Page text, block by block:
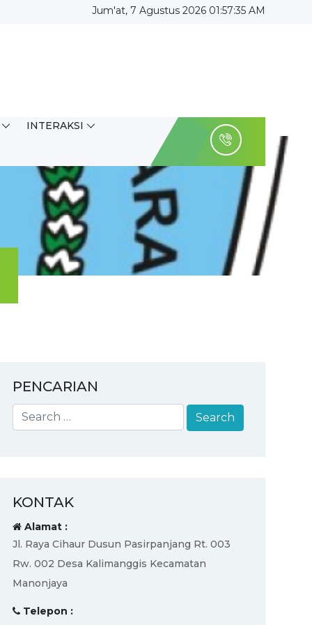
Jum'at, 7 Agustus 2026 01:57:36 AM
INTERAKSI
PENCARIAN
KONTAK
Alamat :
Jl. Raya Cihaur Dusun Pasirpanjang Rt. 003
Rw. 002 Desa Kalimanggis Kecamatan
Manonjaya
Telepon :